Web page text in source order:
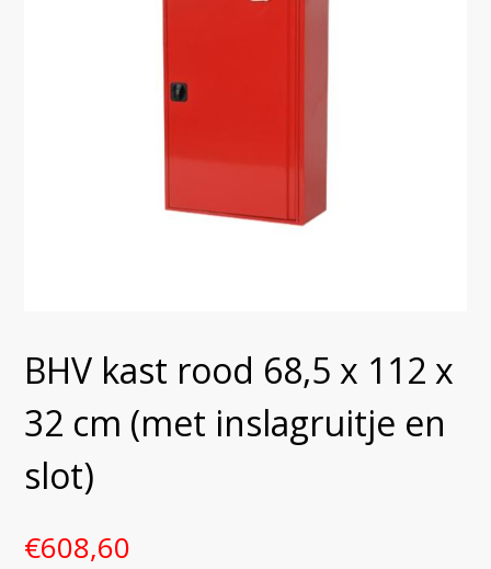
BHV kast rood 68,5 x 112 x
32 cm (met inslagruitje en
slot)
€608,60